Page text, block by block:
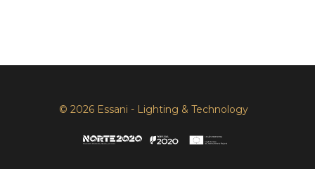
© 2026 Essani - Lighting & Technology